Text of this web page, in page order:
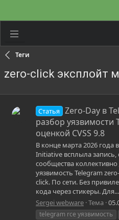
Теги
zero-click эксплойт
Статья
Zero-Day в
разбор уязвимости
оценкой CVSS 9.8
В конце марта 2026 года
Initiative всплыла запись,
сообщества коллективно
уязвимость Telegram
click. По сети. Без
кода через стикеры. Для...
Sergei webware Тема
telegram rce уязвимость